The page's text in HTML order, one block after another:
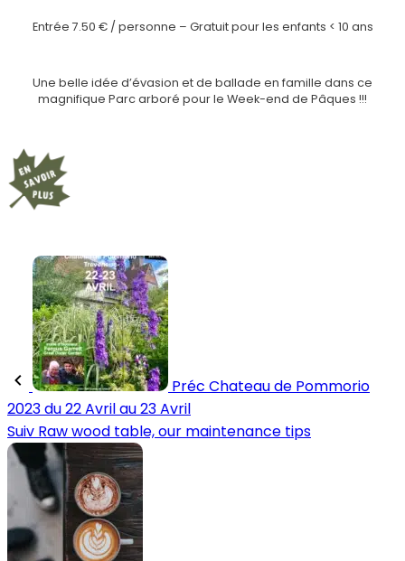
Entrée 7.50 € / personne – Gratuit pour les enfants < 10 ans
Une belle idée d’évasion et de ballade en famille dans ce
magnifique Parc arboré pour le Week-end de Pâques !!!
Préc Chateau de Pommorio
2023 du 22 Avril au 23 Avril
Suiv Raw wood table, our maintenance tips